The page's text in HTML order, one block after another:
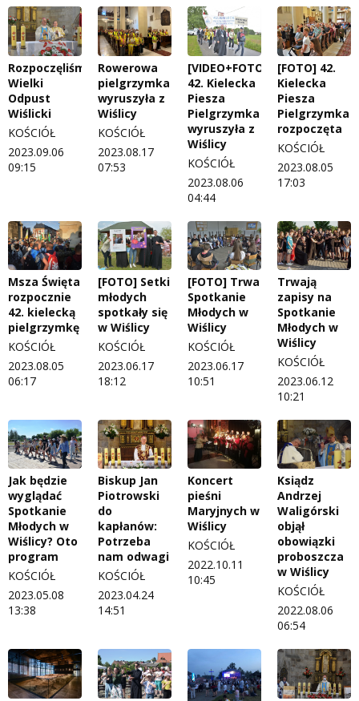
Rozpoczęliśmy
Wielki
Odpust
Wiślicki
KOŚCIÓŁ
2023.09.06
09:15
Rowerowa
pielgrzymka
wyruszyła z
Wiślicy
KOŚCIÓŁ
2023.08.17
07:53
[VIDEO+FOTO]
42. Kielecka
Piesza
Pielgrzymka
wyruszyła z
Wiślicy
KOŚCIÓŁ
2023.08.06
04:44
[FOTO] 42.
Kielecka
Piesza
Pielgrzymka
rozpoczęta
KOŚCIÓŁ
2023.08.05
17:03
Msza Święta
rozpocznie
42. kielecką
pielgrzymkę
KOŚCIÓŁ
2023.08.05
06:17
[FOTO] Setki
młodych
spotkały się
w Wiślicy
KOŚCIÓŁ
2023.06.17
18:12
[FOTO] Trwa
Spotkanie
Młodych w
Wiślicy
KOŚCIÓŁ
2023.06.17
10:51
Trwają
zapisy na
Spotkanie
Młodych w
Wiślicy
KOŚCIÓŁ
2023.06.12
10:21
Jak będzie
wyglądać
Spotkanie
Młodych w
Wiślicy? Oto
program
KOŚCIÓŁ
2023.05.08
13:38
Biskup Jan
Piotrowski
do
kapłanów:
Potrzeba
nam odwagi
KOŚCIÓŁ
2023.04.24
14:51
Koncert
pieśni
Maryjnych w
Wiślicy
KOŚCIÓŁ
2022.10.11
10:45
Ksiądz
Andrzej
Waligórski
objął
obowiązki
proboszcza
w Wiślicy
KOŚCIÓŁ
2022.08.06
06:54